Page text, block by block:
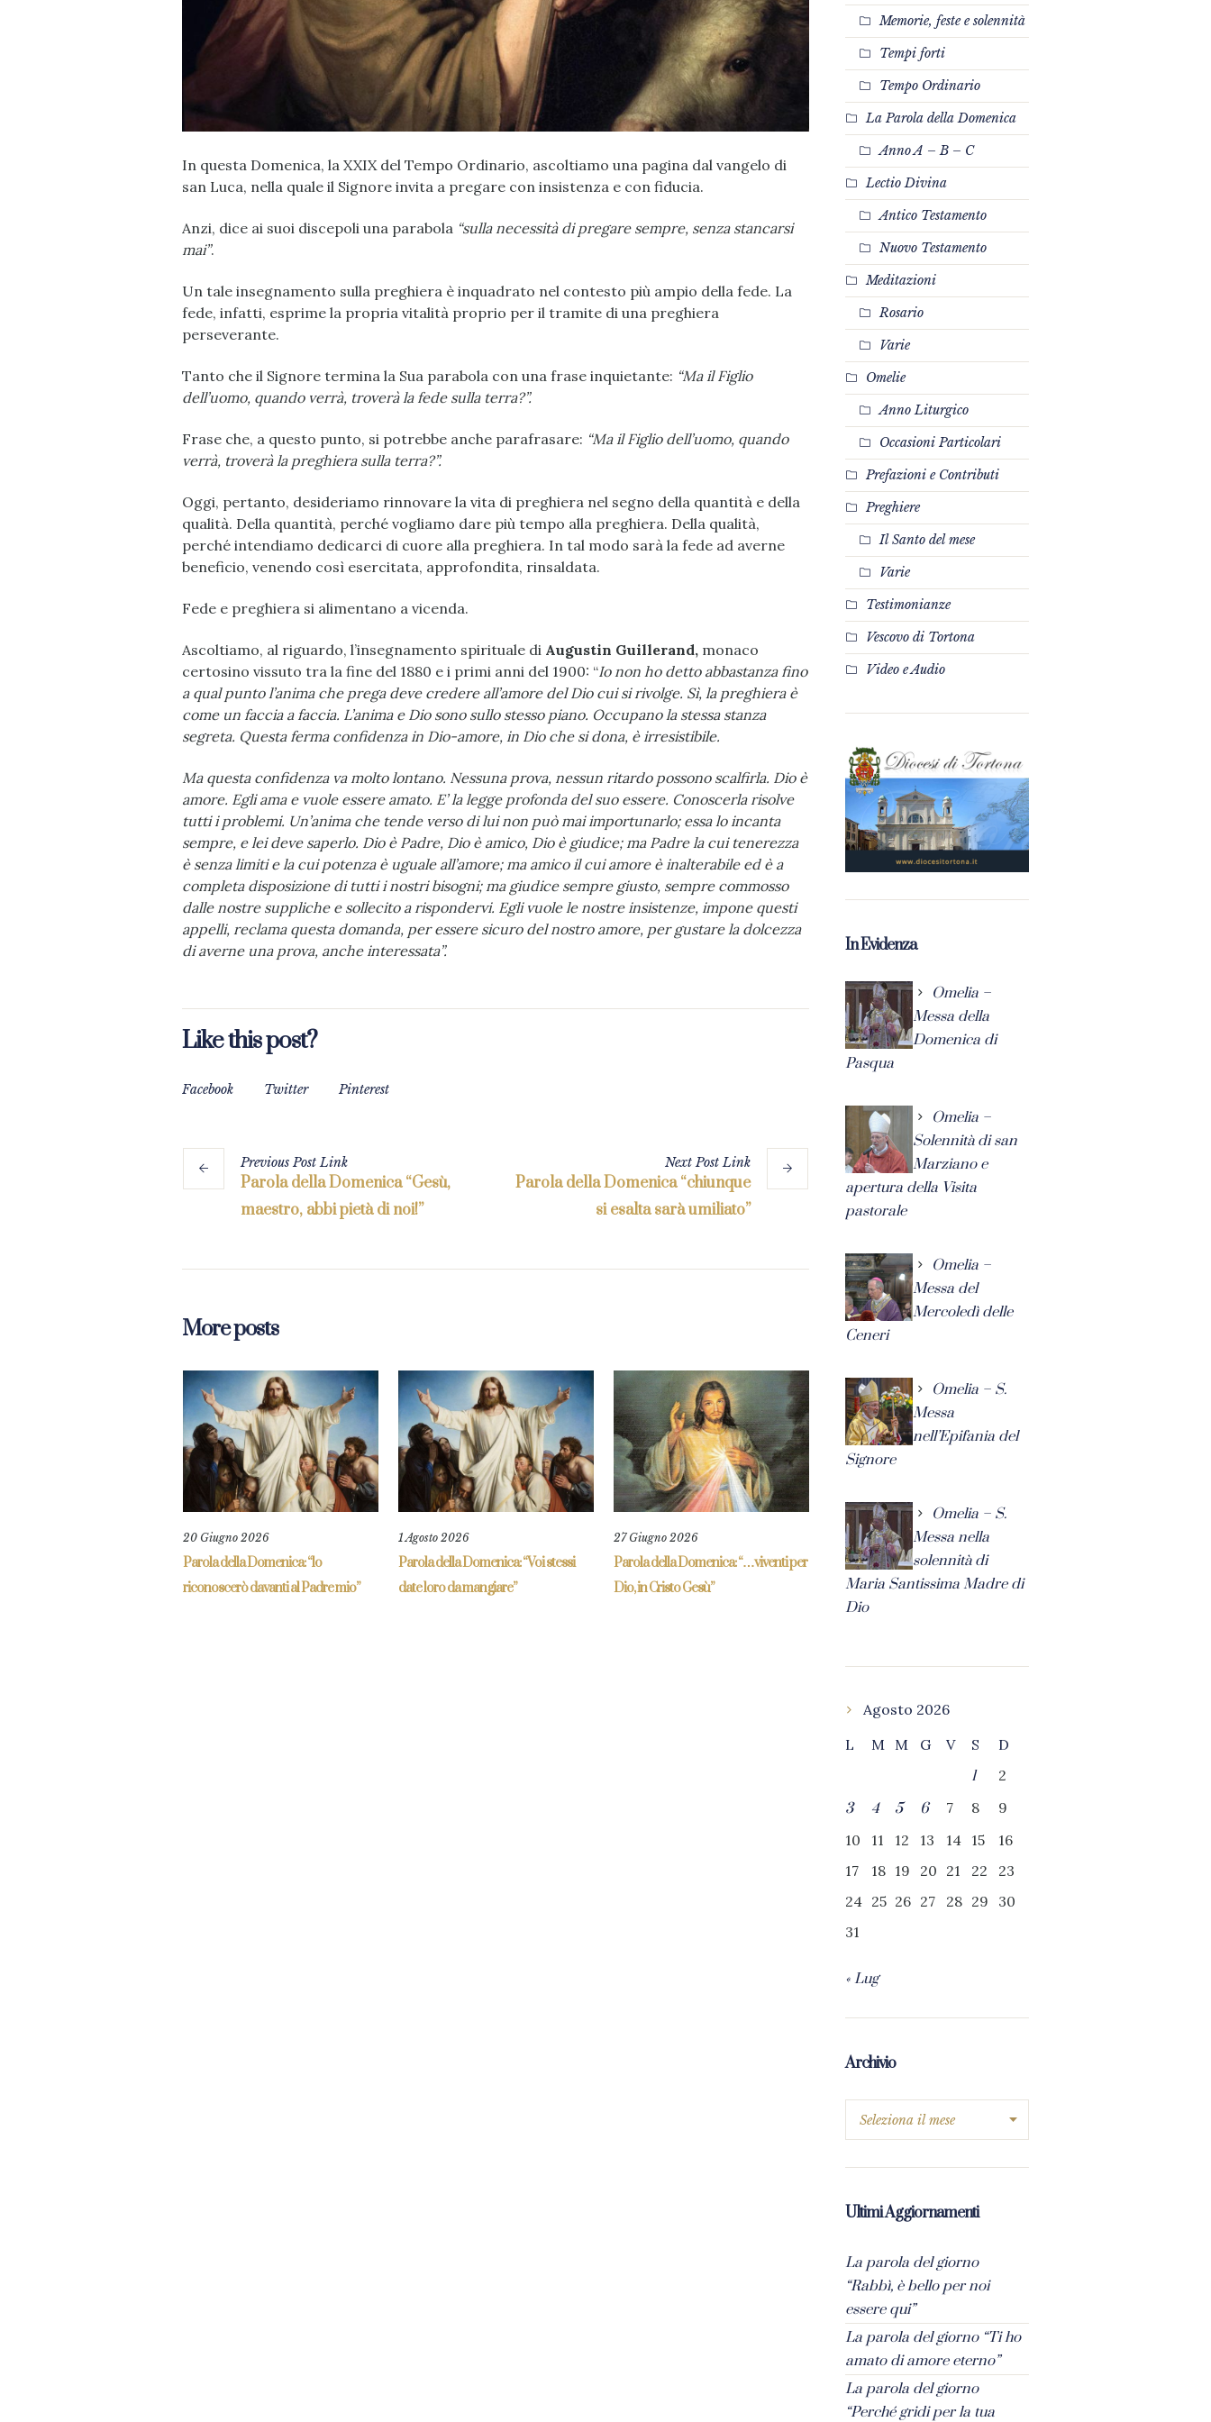
In questa Domenica, la XXIX del Tempo Ordinario, ascoltiamo una pagina dal vangelo di
san Luca, nella quale il Signore invita a pregare con insistenza e con fiducia.
Anzi, dice ai suoi discepoli una parabola “sulla necessità di pregare sempre, senza stancarsi
mai”.
Un tale insegnamento sulla preghiera è inquadrato nel contesto più ampio della fede. La
fede, infatti, esprime la propria vitalità proprio per il tramite di una preghiera
perseverante.
Tanto che il Signore termina la Sua parabola con una frase inquietante: “Ma il Figlio
dell’uomo, quando verrà, troverà la fede sulla terra?”.
Frase che, a questo punto, si potrebbe anche parafrasare: “Ma il Figlio dell’uomo, quando
verrà, troverà la preghiera sulla terra?”.
Oggi, pertanto, desideriamo rinnovare la vita di preghiera nel segno della quantità e della
qualità. Della quantità, perché vogliamo dare più tempo alla preghiera. Della qualità,
perché intendiamo dedicarci di cuore alla preghiera. In tal modo sarà la fede ad averne
beneficio, venendo così esercitata, approfondita, rinsaldata.
Fede e preghiera si alimentano a vicenda.
Ascoltiamo, al riguardo, l’insegnamento spirituale di Augustin Guillerand, monaco
certosino vissuto tra la fine del 1880 e i primi anni del 1900: “Io non ho detto abbastanza fino
a qual punto l’anima che prega deve credere all’amore del Dio cui si rivolge. Sì, la preghiera è
come un faccia a faccia. L’anima e Dio sono sullo stesso piano. Occupano la stessa stanza
segreta. Questa ferma confidenza in Dio-amore, in Dio che si dona, è irresistibile.
Ma questa confidenza va molto lontano. Nessuna prova, nessun ritardo possono scalfirla. Dio è
amore. Egli ama e vuole essere amato. E’ la legge profonda del suo essere. Conoscerla risolve
tutti i problemi. Un’anima che tende verso di lui non può mai importunarlo; essa lo incanta
sempre, e lei deve saperlo. Dio è Padre, Dio è amico, Dio è giudice; ma Padre la cui tenerezza
è senza limiti e la cui potenza è uguale all’amore; ma amico il cui amore è inalterabile ed è a
completa disposizione di tutti i nostri bisogni; ma giudice sempre giusto, sempre commosso
dalle nostre suppliche e sollecito a rispondervi. Egli vuole le nostre insistenze, impone questi
appelli, reclama questa domanda, per essere sicuro del nostro amore, per gustare la dolcezza
di averne una prova, anche interessata”.
Like this post?
Facebook Twitter Pinterest
PreviousPostLink
Parola della Domenica “Gesù,
maestro, abbi pietà di noi!”
NextPostLink
Parola della Domenica “chiunque
si esalta sarà umiliato”
More posts
20 Giugno 2026
Parola della Domenica: “lo
riconoscerò davanti al Padre mio”
1 Agosto 2026
Parola della Domenica: “Voi stessi
date loro da mangiare”
27 Giugno 2026
Parola della Domenica: “…viventi per
Dio, in Cristo Gesù”
Memorie, feste e solennità
Tempi forti
Tempo Ordinario
La Parola della Domenica
Anno A – B – C
Lectio Divina
Antico Testamento
Nuovo Testamento
Meditazioni
Rosario
Varie
Omelie
Anno Liturgico
Occasioni Particolari
Prefazioni e Contributi
Preghiere
Il Santo del mese
Varie
Testimonianze
Vescovo di Tortona
Video e Audio
In Evidenza
Omelia –
Messa della
Domenica di
Pasqua
Omelia –
Solennità di san
Marziano e
apertura della Visita
pastorale
Omelia –
Messa del
Mercoledì delle
Ceneri
Omelia – S.
Messa
nell’Epifania del
Signore
Omelia – S.
Messa nella
solennità di
Maria Santissima Madre di
Dio
Agosto 2026
L
M M G V S
D
1
2
3
4 5 6 7 8
9
10
11 12 13 14 15
16
17
18 19 20 21 22
23
24 25 26 27 28 29
30
31
« Lug
Archivio
Ultimi Aggiornamenti
La parola del giorno
“Rabbì, è bello per noi
essere qui”
La parola del giorno “Ti ho
amato di amore eterno”
La parola del giorno
“Perché gridi per la tua